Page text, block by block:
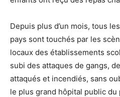
Depuis plus d’un mois, tous
pays sont touchés par les
locaux des établissements
subi des attaques de gangs,
attaqués et incendiés, sans
le plus grand hôpital public